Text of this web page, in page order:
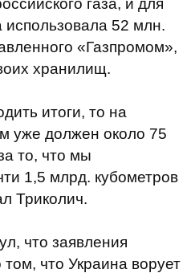
газа, и для
использовала 52 млн.
«Газпромом»,
хранилищ.
итоги, то на
уже должен около 75
то, что мы
1,5 млрд. кубометров
Триколич.
что заявления
что Украина ворует